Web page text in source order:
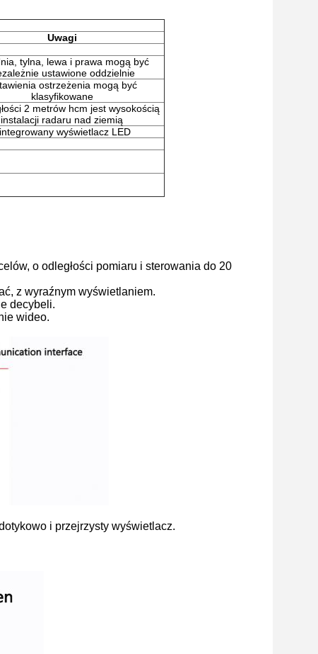
Uwagi
tylna, lewa i prawa mogą być
ustawione oddzielnie
ostrzeżenia mogą być
klasyfikowane
2 metrów hcm jest wysokością
instalacji radaru nad ziemią
wyświetlacz LED
o odległości pomiaru i sterowania do 20
z wyraźnym wyświetlaniem.
decybeli.
wideo.
i przejrzysty wyświetlacz.